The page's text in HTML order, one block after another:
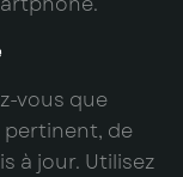
vous que
de
à jour. Utilisez